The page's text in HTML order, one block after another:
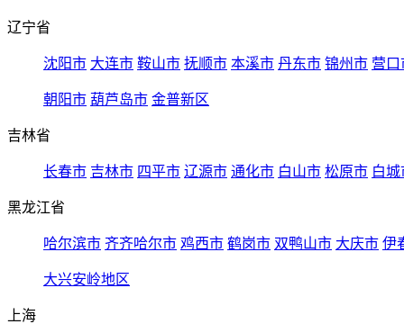
辽宁省
沈阳市 大连市 鞍山市 抚顺市 本溪市 丹东市 锦州市 营口
朝阳市 葫芦岛市 金普新区
吉林省
长春市 吉林市 四平市 辽源市 通化市 白山市 松原市 白城
黑龙江省
哈尔滨市 齐齐哈尔市 鸡西市 鹤岗市 双鸭山市 大庆市 伊
大兴安岭地区
上海